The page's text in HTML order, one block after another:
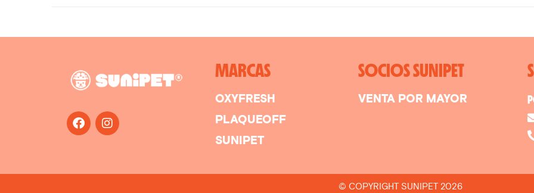
MARCAS
OXYFRESH
PLAQUEOFF
SUNIPET
SOCIOS SUNIPET
VENTA POR MAYOR
© COPYRIGHT SUNIPET 2026